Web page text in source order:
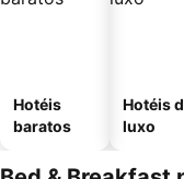
Hotéis
baratos
Hotéis
luxo